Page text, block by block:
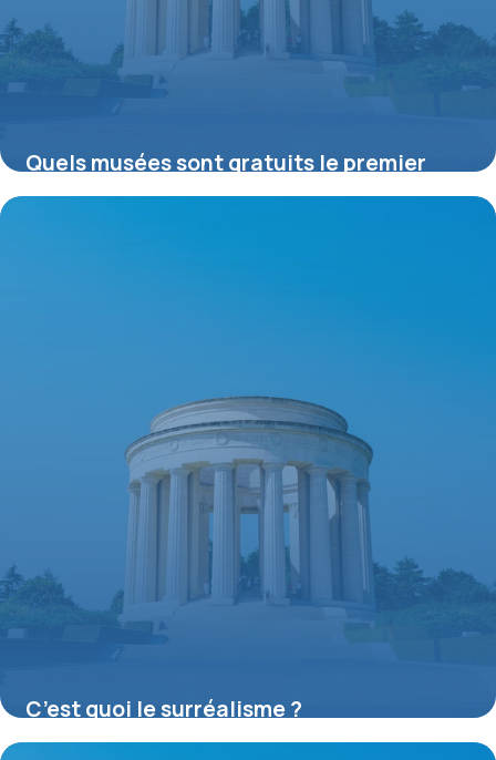
Quels musées sont gratuits le premier
dimanche du mois ?
C’est quoi le surréalisme ?
16 juillet 2026